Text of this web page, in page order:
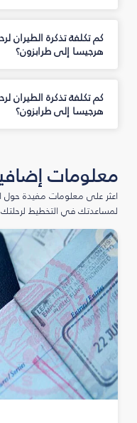
كم تكلفة تذكرة الطيران
هرجيسا إلى طرابزون؟
كم تكلفة تذكرة الطيران
هرجيسا إلى طرابزون؟
معلومات
اعثر على معلومات مفيدة حول
لمساعدتك في التخطيط لرحلتك